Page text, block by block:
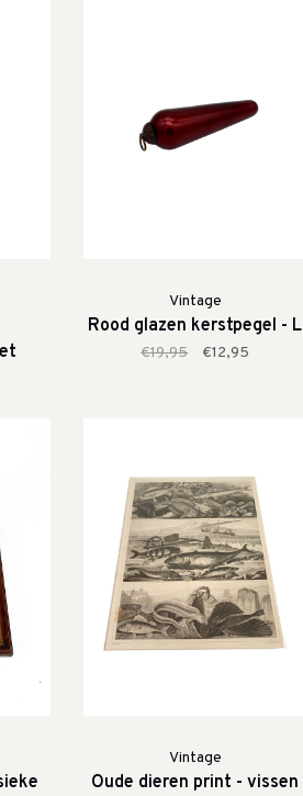
Vintage
Rood glazen kerstpegel - L
€19,95 €12,95
Vintage
Oude dieren print - vissen